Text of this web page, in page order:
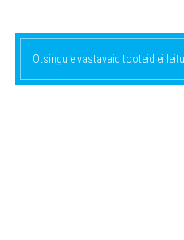
Otsingule vastavaid tooteid ei